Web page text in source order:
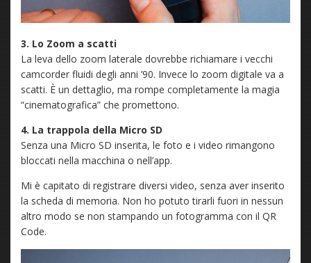
3. Lo Zoom a scatti
La leva dello zoom laterale dovrebbe richiamare i vecchi
camcorder fluidi degli anni ’90. Invece lo zoom digitale va a
scatti. È un dettaglio, ma rompe completamente la magia
“cinematografica” che promettono.
4. La trappola della Micro SD
Senza una Micro SD inserita, le foto e i video rimangono
bloccati nella macchina o nell’app.
Mi è capitato di registrare diversi video, senza aver inserito
la scheda di memoria. Non ho potuto tirarli fuori in nessun
altro modo se non stampando un fotogramma con il QR
Code.